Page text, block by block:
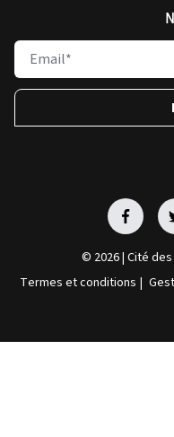
© 2026 | Cité
Termes et conditions |